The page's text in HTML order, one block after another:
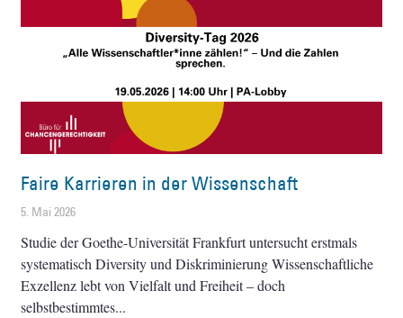
Faire Karrieren in der Wissenschaft
5. Mai 2026
Studie der Goethe-Universität Frankfurt untersucht erstmals
systematisch Diversity und Diskriminierung Wissenschaftliche
Exzellenz lebt von Vielfalt und Freiheit – doch
selbstbestimmtes